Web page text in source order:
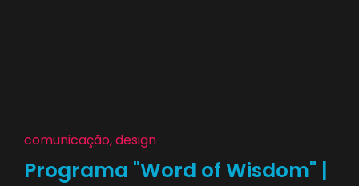
comunicação, design
Programa "Word of Wisdom" |